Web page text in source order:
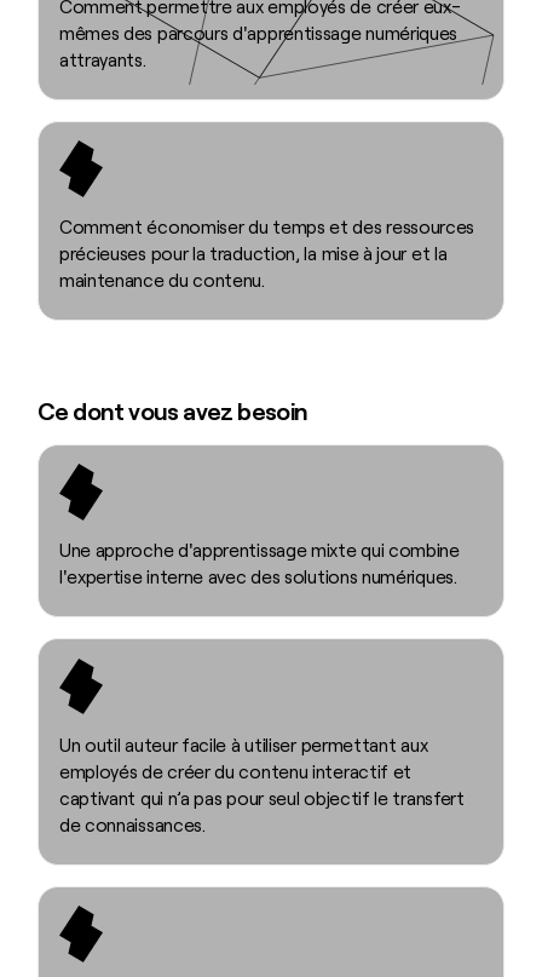
Comment permettre aux employés de créer eux-
mêmes des parcours d'apprentissage numériques
attrayants.
Comment économiser du temps et des ressources
précieuses pour la traduction, la mise à jour et la
maintenance du contenu.
Ce dont vous avez besoin
Une approche d'apprentissage mixte qui combine
l'expertise interne avec des solutions numériques.
Un outil auteur facile à utiliser permettant aux
employés de créer du contenu interactif et
captivant qui n’a pas pour seul objectif le transfert
de connaissances.